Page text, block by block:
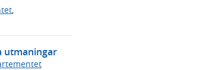
,
utmaningar